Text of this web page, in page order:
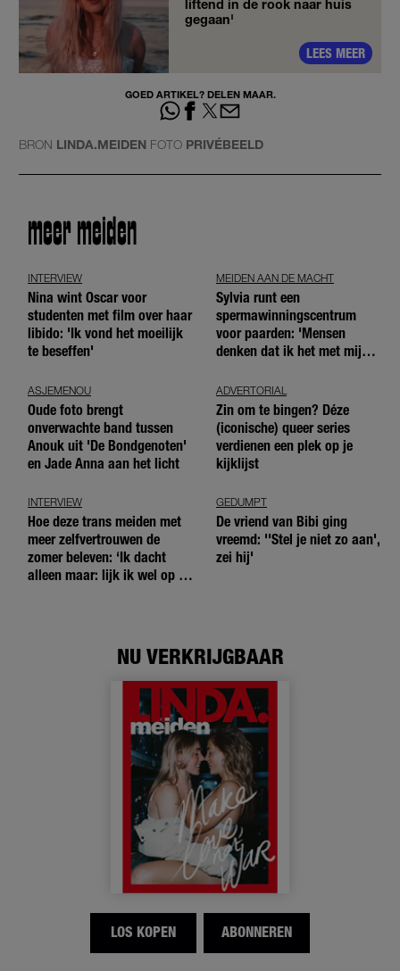
liftend in de rook naar huis
gegaan'
LEES MEER
GOED ARTIKEL? DELEN MAAR.
BRON LINDA.MEIDEN FOTO PRIVÉBEELD
meer meiden
INTERVIEW
Nina wint Oscar voor
studenten met film over haar
libido: 'Ik vond het moeilijk
te beseffen'
MEIDEN AAN DE MACHT
Sylvia runt een
spermawinningscentrum
voor paarden: 'Mensen
denken dat ik het met mijn
ASJEMENOU
Oude foto brengt
onverwachte band tussen
Anouk uit 'De Bondgenoten'
en Jade Anna aan het licht
ADVERTORIAL
Zin om te bingen? Déze
(iconische) queer series
verdienen een plek op je
kijklijst
INTERVIEW
Hoe deze trans meiden met
meer zelfvertrouwen de
zomer beleven: ‘Ik dacht
alleen maar: lijk ik wel op de
GEDUMPT
De vriend van Bibi ging
vreemd: ''Stel je niet zo aan',
zei hij'
NU VERKRIJGBAAR
LOS KOPEN ABONNEREN